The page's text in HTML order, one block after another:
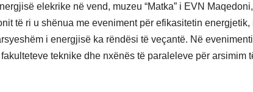
elekrike në vend, muzeu “Matka” i EVN
të ri u shënua me eveniment për efikasitetin
i energjisë ka rëndësi të veçantë. Në
teknike dhe nxënës të paraleleve për arsimim